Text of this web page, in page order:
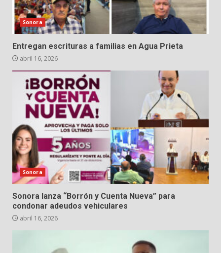
Sonora
Entregan escrituras a familias en Agua Prieta
abril 16, 2026
Sonora
Sonora lanza “Borrón y Cuenta Nueva” para
condonar adeudos vehiculares
abril 16, 2026